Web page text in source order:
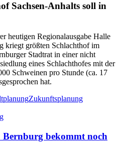
Sachsen-Anhalts soll in
heutigen Regionalausgabe Halle
kriegt größten Schlachthof im
Stadtrat in einer nicht
eines Schlachthofes mit der
Schweinen pro Stunde (ca. 17
hat.
Zukunftsplanung
Bernburg bekommt noch